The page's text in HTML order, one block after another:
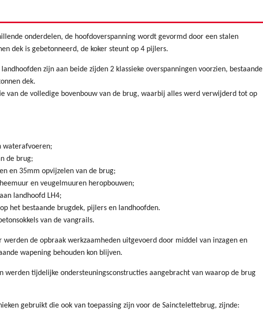
onderdelen, de hoofdoverspanning wordt gevormd door een stalen
dek is gebetonneerd, de koker steunt op 4 pijlers.
zijn aan beide zijden 2 klassieke overspanningen voorzien, bestaande
dek.
van de volledige bovenbouw van de brug, waarbij alles werd verwijderd tot op
waterafvoeren;
de brug;
en 35mm opvijzelen van de brug;
en veugelmuuren heropbouwen;
landhoofd LH4;
het bestaande brugdek, pijlers en landhoofden.
van de vangrails.
de opbraak werkzaamheden uitgevoerd door middel van inzagen en
wapening behouden kon blijven.
werden tijdelijke ondersteuningsconstructies aangebracht van waarop de brug
gebruikt die ook van toepassing zijn voor de Sainctelettebrug, zijnde: